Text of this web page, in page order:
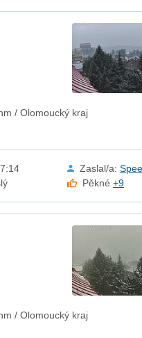
/ Olomoucký kraj
Zaslal/a:
Pěkné+9
/ Olomoucký kraj